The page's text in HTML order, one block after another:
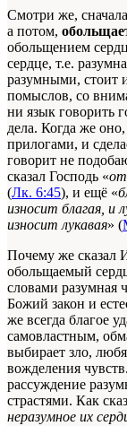
Смотри же,
а потом,
обольщением
сердце, т.е.
разумными, стоит
помыслов, со
ни язык говорить
дела. Когда же
прилогами, и
говорит не
сказал Господь «от
(Лк. 6:45), и ещё «
износит благая, и
износит лукавая» (
Почему же сказал
обольщаемый
словами разумная
Божий закон и
же всегда благое
самовластным,
выбирает зло,
вожделения
рассуждение
страстями. Как
неразумное их